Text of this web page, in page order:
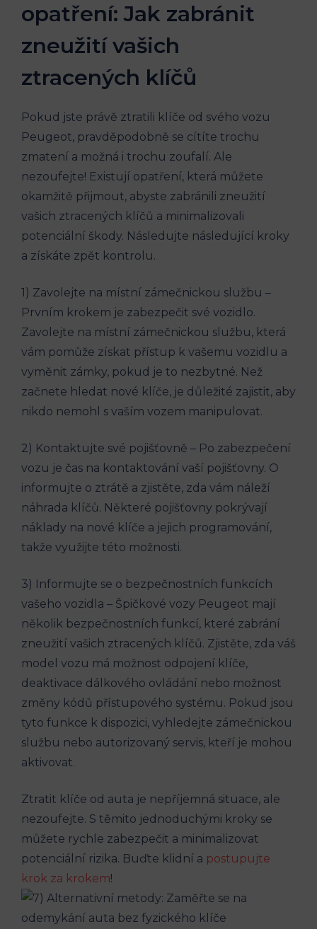
opatření: Jak zabránit
zneužití vašich
ztracených klíčů
Pokud jste právě ztratili klíče od svého vozu
Peugeot, pravděpodobně se cítíte trochu
zmatení a možná i trochu zoufalí. Ale
nezoufejte! Existují opatření, která můžete
okamžitě přijmout, abyste zabránili zneužití
vašich ztracených klíčů a minimalizovali
potenciální škody. Následujte následující kroky
a získáte zpět kontrolu.
1) Zavolejte na místní zámečnickou službu –
Prvním krokem je zabezpečit své vozidlo.
Zavolejte na místní zámečnickou službu, která
vám pomůže získat přístup k vašemu vozidlu a
vyměnit zámky, pokud je to nezbytné. Než
začnete hledat nové klíče, je důležité zajistit, aby
nikdo nemohl s vaším vozem manipulovat.
2) Kontaktujte své pojišťovně – Po zabezpečení
vozu je čas na kontaktování vaší pojišťovny. O
informujte o ztrátě a zjistěte, zda vám náleží
náhrada klíčů. Některé pojišťovny pokrývají
náklady na nové klíče a jejich programování,
takže využijte této možnosti.
3) Informujte se o bezpečnostních funkcích
vašeho vozidla – Špičkové vozy Peugeot mají
několik bezpečnostních funkcí, které zabrání
zneužití vašich ztracených klíčů. Zjistěte, zda váš
model vozu má možnost odpojení klíče,
deaktivace dálkového ovládání nebo možnost
změny kódů přístupového systému. Pokud jsou
tyto funkce k dispozici, vyhledejte zámečnickou
službu nebo autorizovaný servis, kteří je mohou
aktivovat.
Ztratit klíče od auta je nepříjemná situace, ale
nezoufejte. S těmito jednoduchými kroky se
můžete rychle zabezpečit a minimalizovat
potenciální rizika. Buďte klidní a postupujte
krok za krokem!